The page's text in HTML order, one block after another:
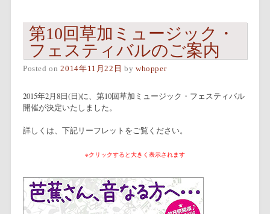
第10回草加ミュージック・
フェスティバルのご案内
Posted on2014年11月22日 by whopper
2015年2月8日(日)に、第10回草加ミュージック・フェスティバル
開催が決定いたしました。
詳しくは、下記リーフレットをご覧ください。
※クリックすると大きく表示されます